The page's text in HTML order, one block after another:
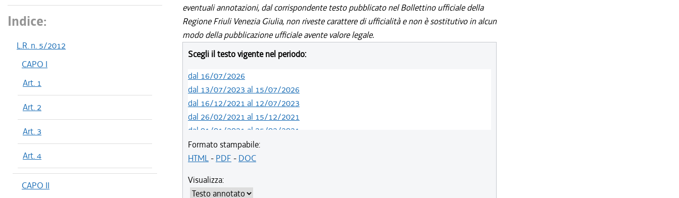
Indice:
L.R. n. 5/2012
CAPO I
Art. 1
Art. 2
Art. 3
Art. 4
CAPO II
eventuali annotazioni, dal corrispondente testo pubblicato nel Bollettino ufficiale della
Regione Friuli Venezia Giulia, non riveste carattere di ufficialità e non è sostitutivo in alcun
modo della pubblicazione ufficiale avente valore legale.
Scegli il testo vigente nel periodo:
dal 16/07/2026
dal 13/07/2023 al 15/07/2026
dal 16/12/2021 al 12/07/2023
dal 26/02/2021 al 15/12/2021
dal 01/01/2021 al 25/02/2021
dal 10/08/2019 al 31/12/2020
dal 11/07/2019 al 09/08/2019
dal 05/04/2018 al 07/11/2018
Formato stampabile:
HTML- PDF - DOC
Visualizza: